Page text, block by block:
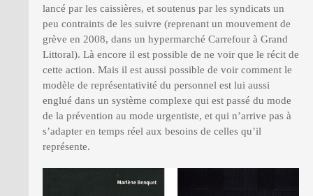
lancé par les caissières, et soutenus par les syndicats un
peu contraints de les suivre (reprenant un mouvement de
grève en 2008, dans un hypermarché Carrefour à Grand
Littoral). Là encore il est possible de ne voir que le récit de
cette action. Mais il est aussi possible de voir comment le
modèle de représentativité du personnel est lui aussi
englué dans un système complexe qui est passé du mode
de la prévention au mode urgentiste, et qui n’arrive pas à
s’adapter en temps réel aux besoins de celles qu’il
représente.